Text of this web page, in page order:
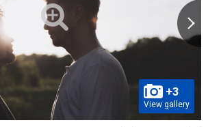
+3
View gallery